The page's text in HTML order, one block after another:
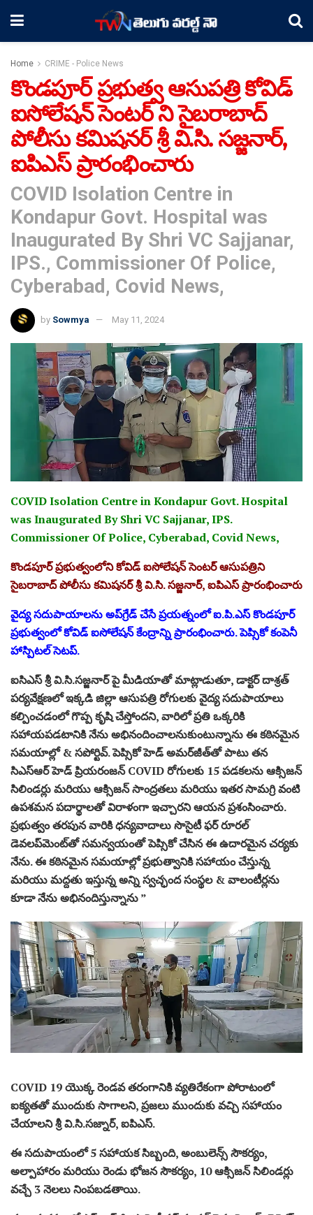
Home CRIME - Police News
కొండపూర్ ప్రభుత్వ ఆసుపత్రి కోవిడ్
ఐసోలేషన్ సెంటర్ ని సైబరాబాద్
పోలీసు కమిషనర్ శ్రీ వి.సి. సజ్జనార్,
ఐపిఎస్ ప్రారంభించారు
COVID Isolation Centre in
Kondapur Govt. Hospital was
Inaugurated By Shri VC Sajjanar,
IPS., Commissioner Of Police,
Cyberabad, Covid News,
by Sowmya May 11, 2024
COVID Isolation Centre in Kondapur Govt. Hospital
was Inaugurated By Shri VC Sajjanar, IPS.
Commissioner Of Police, Cyberabad, Covid News,
కొండపూర్ ప్రభుత్వంలోని కోవిడ్ ఐసోలేషన్ సెంటర్ ఆసుపత్రిని
సైబరాబాద్ పోలీసు కమిషనర్ శ్రీ వి.సి. సజ్జనార్, ఐపిఎస్ ప్రారంభించారు
వైద్య సదుపాయాలను అప్‌గ్రేడ్ చేసే ప్రయత్నంలో ఐ.పి.ఎస్ కొండపూర్
ప్రభుత్వంలో కోవిడ్ ఐసోలేషన్ కేంద్రాన్ని ప్రారంభించారు. పెప్సికో కంపెనీ
హాస్పిటల్ సెటప్.
ఐసిఎస్ శ్రీ వి.సి.సజ్జనార్ పై మీడియాతో మాట్లాడుతూ, డాక్టర్ దాశ్రత్
పర్యవేక్షణలో ఇక్కడి జిల్లా ఆసుపత్రి రోగులకు వైద్య సదుపాయాలు
కల్పించడంలో గొప్ప కృషి చేస్తోందని, వారిలో ప్రతి ఒక్కరికి
సహాయపడటానికి నేను అభినందించాలనుకుంటున్నాను ఈ కఠినమైన
సమయాల్లో & సపోర్టివ్. పెప్సికో హెడ్ అమర్‌జీత్‌తో పాటు తన
సిఎస్‌ఆర్ హెడ్ ప్రియరంజన్ COVID రోగులకు 15 పడకలను ఆక్సిజన్
సిలిండర్లు మరియు ఆక్సిజన్ సాంద్రతలు మరియు ఇతర సామగ్రి వంటి
ఉపశమన పదార్థాలతో విరాళంగా ఇచ్చారని ఆయన ప్రశంసించారు.
ప్రభుత్వం తరపున వారికి ధన్యవాదాలు సొసైటీ ఫర్ రూరల్
డెవలప్‌మెంట్‌తో సమన్వయంతో పెప్సికో చేసిన ఈ ఉదారమైన చర్యకు
నేను. ఈ కఠినమైన సమయాల్లో ప్రభుత్వానికి సహాయం చేస్తున్న
మరియు మద్దతు ఇస్తున్న అన్ని స్వచ్ఛంద సంస్థల & వాలంటీర్లను
కూడా నేను అభినందిస్తున్నాను ”
COVID 19 యొక్క రెండవ తరంగానికి వ్యతిరేకంగా పోరాటంలో
ఐక్యతతో ముందుకు సాగాలని, ప్రజలు ముందుకు వచ్చి సహాయం
చేయాలని శ్రీ వి.సి.సజ్నార్, ఐపిఎస్.
ఈ సదుపాయంలో 5 సహాయక సిబ్బంది, అంబులెన్స్ సౌకర్యం,
అల్పాహారం మరియు రెండు భోజన సౌకర్యం, 10 ఆక్సిజన్ సిలిండర్లు
వచ్చే 3 నెలలు నింపబడతాయి.